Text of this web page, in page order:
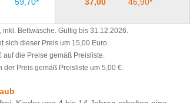
Bettwäsche. Gültig bis 31.12.2026.
dieser Preis um 15,00 Euro.
die Preise gemäß Preisliste.
Preis gemäß Preisliste um 5,00 €.